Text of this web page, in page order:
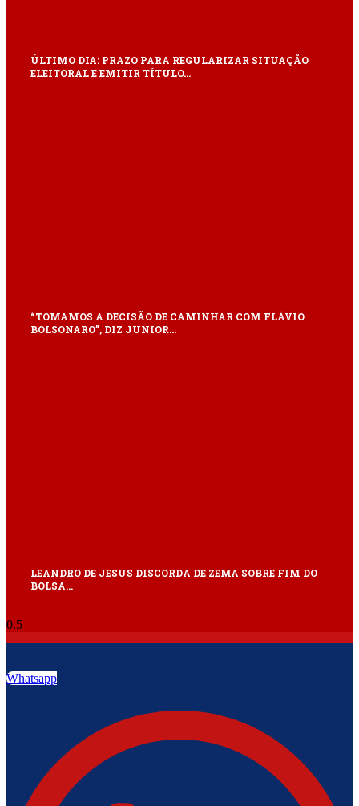
ÚLTIMO DIA: PRAZO PARA REGULARIZAR SITUAÇÃO
ELEITORAL E EMITIR TÍTULO…
“TOMAMOS A DECISÃO DE CAMINHAR COM FLÁVIO
BOLSONARO”, DIZ JUNIOR…
LEANDRO DE JESUS DISCORDA DE ZEMA SOBRE FIM DO
BOLSA…
Whatsapp